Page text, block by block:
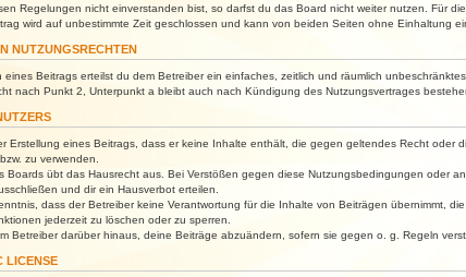
Regelungen nicht einverstanden bist, so darfst du das Board nicht weiter nutzen. Für
wird auf unbestimmte Zeit geschlossen und kann von beiden Seiten ohne Einhaltung
NUTZUNGSRECHTEN
eines Beitrags erteilst du dem Betreiber ein einfaches, zeitlich und räumlich
nach Punkt 2, Unterpunkt a bleibt auch nach Kündigung des Nutzungsvertrages
Erstellung eines Beitrags, dass er keine Inhalte enthält, die gegen geltendes Recht
zu verwenden.
Boards übt das Hausrecht aus. Bei Verstößen gegen diese Nutzungsbedingungen oder
und dir ein Hausverbot erteilen.
dass der Betreiber keine Verantwortung für die Inhalte von Beiträgen übernimmt,
jederzeit zu löschen oder zu sperren.
Betreiber darüber hinaus, deine Beiträge abzuändern, sofern sie gegen o. g. Regeln
LICENSE